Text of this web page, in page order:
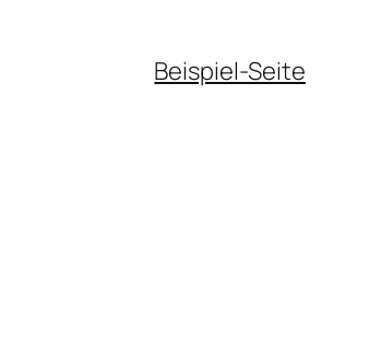
Beispiel-Seite